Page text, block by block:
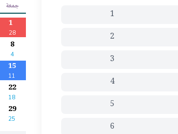
جمعة
1
28
8
4
15
11
22
18
29
25
1
2
3
4
5
6